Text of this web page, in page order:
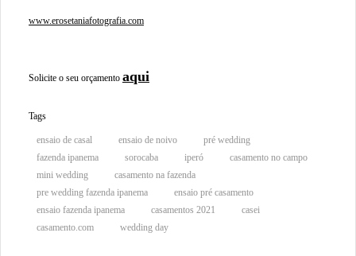
www.erosetaniafotografia.com
Solicite o seu orçamento aqui
Tags
ensaio de casal ensaio de noivo
pré wedding
fazenda ipanema
sorocaba iperó
casamento no campo
mini wedding
casamento na fazenda
pre wedding fazenda ipanema
ensaio pré casamento
ensaio fazenda ipanema
casamentos 2021
casei
casamento.com
wedding day